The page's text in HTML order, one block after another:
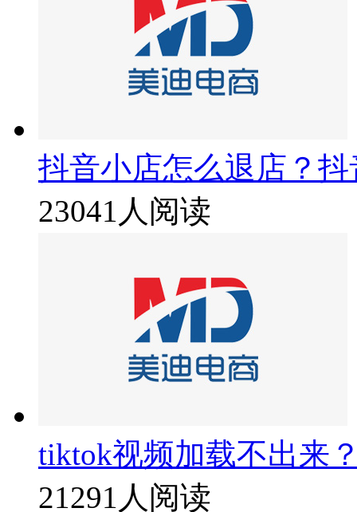
抖音小店怎么退店？
23041人阅读
tiktok视频加载不出来
21291人阅读